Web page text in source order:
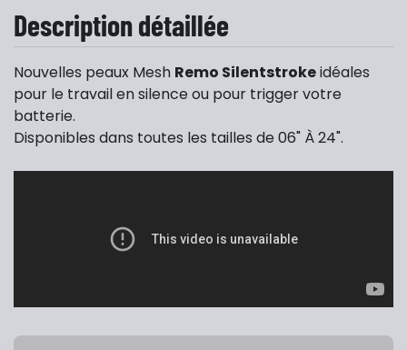
Description détaillée
Nouvelles peaux Mesh Remo Silentstrokeidéales
pour le travail en silence ou pour trigger votre
batterie.
Disponibles dans toutes les tailles de 06" À 24".